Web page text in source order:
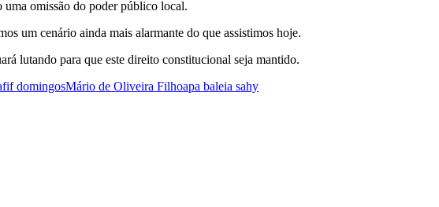
uma omissão do poder público local.
um cenário ainda mais alarmante do que assistimos hoje.
lutando para que este direito constitucional seja mantido.
domingosMário de Oliveira Filhoapa baleia sahy